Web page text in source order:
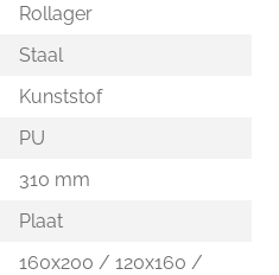
Rollager
Staal
Kunststof
PU
310 mm
Plaat
160x200 / 120x160 /